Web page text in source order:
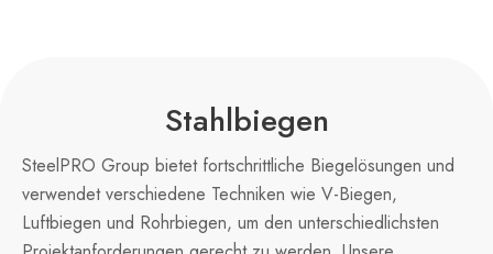
Stahlbiegen
SteelPRO Group bietet fortschrittliche Biegelösungen und
verwendet verschiedene Techniken wie V-Biegen,
Luftbiegen und Rohrbiegen, um den unterschiedlichsten